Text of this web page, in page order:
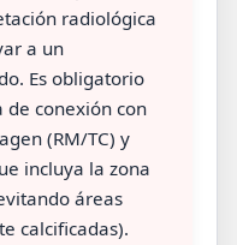
radiológica
a un
Es obligatorio
de conexión con
(RM/TC) y
incluya la zona
áreas
calcificadas).